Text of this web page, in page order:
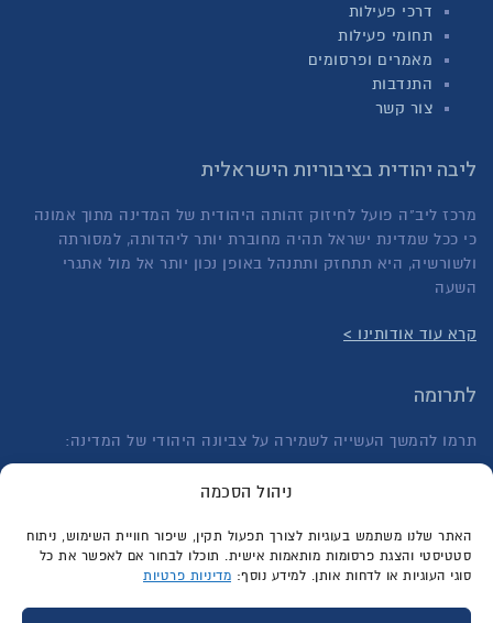
ניהול הסכמה
האתר שלנו משתמש בעוגיות לצורך תפעול תקין, שיפור חוויית השימוש, ניתוח
סטטיסטי והצגת פרסומות מותאמות אישית. תוכלו לבחור אם לאפשר את כל
סוגי העוגיות או לדחות אותן. למידע נוסף: מדיניות פרטיות
דרכי פעילות
תחומי פעילות
מאמרים ופרסומים
התנדבות
צור קשר
ליבה יהודית בציבוריות הישראלית
מרכז ליב"ה פועל לחיזוק זהותה היהודית של המדינה מתוך אמונה
כי ככל שמדינת ישראל תהיה מחוברת יותר ליהדותה, למסורתה
ולשורשיה, היא תתחזק ותתנהל באופן נכון יותר אל מול אתגרי
השעה
קרא עוד אודותינו >
לתרומה
תרמו להמשך העשייה לשמירה על צביונה היהודי של המדינה:
לתרומה בהוראת קבע >